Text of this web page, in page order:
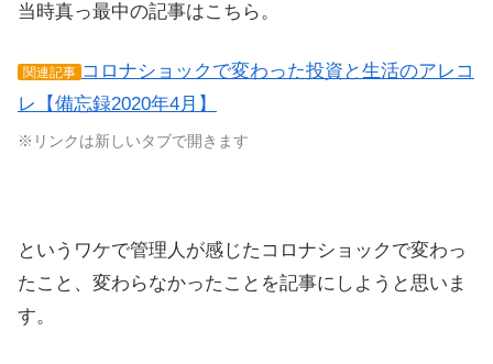
当時真っ最中の記事はこちら。
関連記事 コロナショックで変わった投資と生活のアレコ
レ【備忘録2020年4月】
※リンクは新しいタブで開きます
というワケで管理人が感じたコロナショックで変わっ
たこと、変わらなかったことを記事にしようと思いま
す。